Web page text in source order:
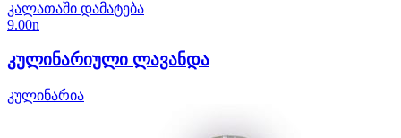
კალათაში დამატება
9.00n
კულინარიული ლავანდა
კულინარია